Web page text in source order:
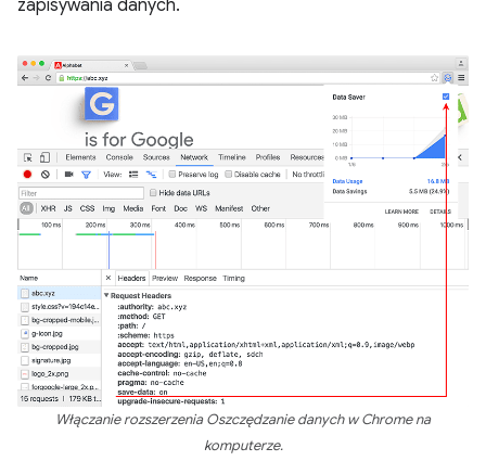
zapisywania danych.
Włączanie rozszerzenia Oszczędzanie danych w Chrome na
komputerze.